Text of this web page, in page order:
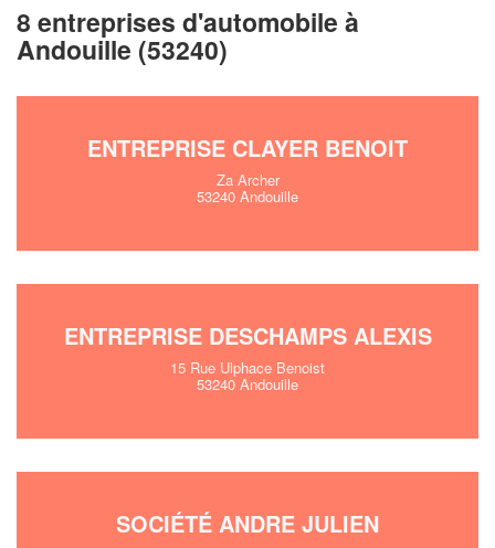
8 entreprises d'automobile à
Andouille (53240)
ENTREPRISE CLAYER BENOIT
Za Archer
53240 Andouille
ENTREPRISE DESCHAMPS ALEXIS
15 Rue Ulphace Benoist
53240 Andouille
SOCIÉTÉ ANDRE JULIEN